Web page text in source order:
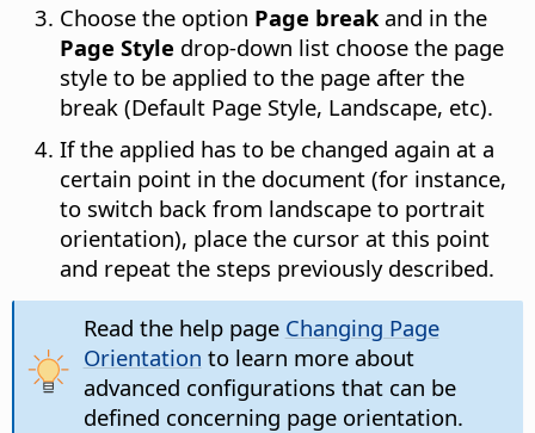
Choose the option Page break and in the
Page Style drop-down list choose the page
style to be applied to the page after the
break (Default Page Style, Landscape, etc).
If the applied has to be changed again at a
certain point in the document (for instance,
to switch back from landscape to portrait
orientation), place the cursor at this point
and repeat the steps previously described.
Read the help page Changing Page
Orientation to learn more about
advanced configurations that can be
defined concerning page orientation.